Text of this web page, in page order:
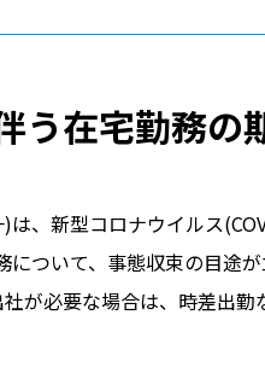
う在宅勤務の
、新型コロナウイルス
ついて、事態収束の目途
が必要な場合は、時差出